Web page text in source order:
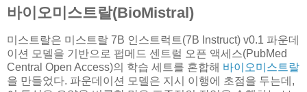
바이오미스트랄(BioMistral)
미스트랄은 미스트랄 7B 인스트럭트(7B Instruct) v0.1 파운데
이션 모델을 기반으로 펍메드 센트럴 오픈 액세스(PubMed
Central Open Access)의 학습 세트를 혼합해 바이오미스트랄
을 만들었다. 파운데이션 모델은 지시 이행에 초점을 두는데,